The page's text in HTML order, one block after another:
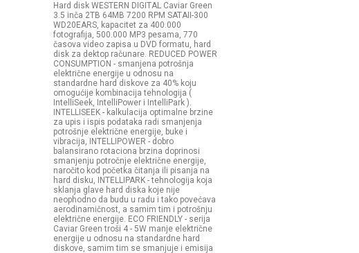
Hard disk WESTERN DIGITAL Caviar Green
3.5 inča 2TB 64MB 7200 RPM SATAII-300
WD20EARS, kapacitet za 400.000
fotografija, 500.000 MP3 pesama, 770
časova video zapisa u DVD formatu, hard
disk za dektop računare. REDUCED POWER
CONSUMPTION - smanjena potrošnja
električne energije u odnosu na
standardne hard diskove za 40% koju
omogućije kombinacija tehnologija (
IntelliSeek, IntelliPower i IntelliPark ).
INTELLISEEK - kalkulacija optimalne brzine
za upis i ispis podataka radi smanjenja
potrošnje električne energije, buke i
vibracija, INTELLIPOWER - dobro
balansirano rotaciona brzina doprinosi
smanjenju potročnje električne energije,
naročito kod početka čitanja ili pisanja na
hard disku, INTELLIPARK - tehnologija koja
sklanja glave hard diska koje nije
neophodno da budu u radu i tako povećava
aerodinamičnost, a samim tim i potrošnju
električne energije. ECO FRIENDLY - serija
Caviar Green troši 4 - 5W manje električne
energije u odnosu na standardne hard
diskove, samim tim se smanjuje i emisija